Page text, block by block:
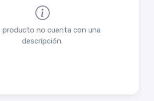
producto no cuenta con una
descripción.